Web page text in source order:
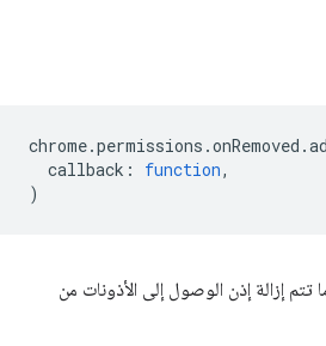
chrome.permissions .onRemoved .
callback : function,
)
إزالة إذن الوصول إلى الأذونات من